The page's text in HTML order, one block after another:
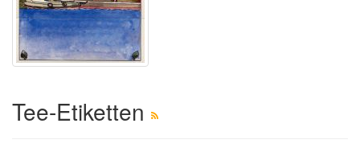
Tee-Etiketten